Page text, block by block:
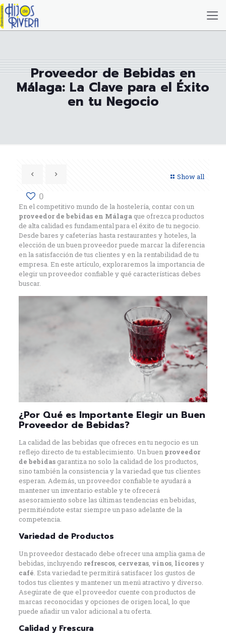
Proveedor de Bebidas en
Málaga: La Clave para el Éxito
en tu Negocio
Show all
0
En el competitivo mundo de la hostelería, contar con un
proveedor de bebidas en Málagaque ofrezca productos
de alta calidad es fundamental para el éxito de tu negocio.
Desde bares y cafeterías hasta restaurantes y hoteles, la
elección de un buen proveedor puede marcar la diferencia
en la satisfacción de tus clientes y en la rentabilidad de tu
empresa. En este artículo, exploraremos la importancia de
elegir un proveedor confiable y qué características debes
buscar.
¿Por Qué es Importante Elegir un Buen
Proveedor de Bebidas?
La calidad de las bebidas que ofreces en tu negocio es un
reflejo directo de tu establecimiento. Un buen proveedor
de bebidasgarantiza no solo la calidad de los productos,
sino también la consistencia y la variedad que tus clientes
esperan. Además, un proveedor confiable te ayudará a
mantener un inventario estable y te ofrecerá
asesoramiento sobre las últimas tendencias en bebidas,
permitiéndote estar siempre un paso adelante de la
competencia.
Variedad de Productos
Un proveedor destacado debe ofrecer una amplia gama de
bebidas, incluyendo refrescos, cervezas, vinos, licoresy
café. Esta variedad te permitirá satisfacer los gustos de
todos tus clientes y mantener un menú atractivo y diverso.
Asegúrate de que el proveedor cuente con productos de
marcas reconocidas y opciones de origen local, lo que
puede añadir un valor adicional a tu oferta.
Calidad y Frescura